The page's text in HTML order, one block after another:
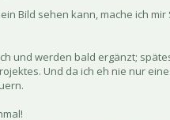
Bild sehen kann, mache ich mir
und werden bald ergänzt;
Und da ich eh nie nur